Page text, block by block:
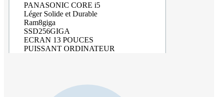
PANASONIC CORE i5
Léger Solide et Durable
Ram8giga
SSD256GIGA
ECRAN 13 POUCES
PUISSANT ORDINATEUR